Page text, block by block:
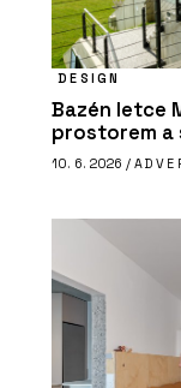
DESIGN
Bazén letce
prostorem a
10. 6. 2026 /